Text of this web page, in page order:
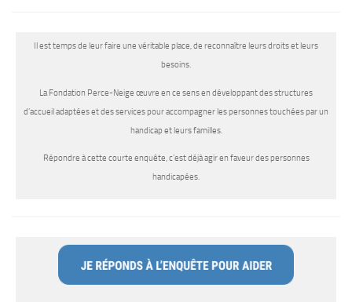
Il est temps de leur faire une véritable place, de reconnaître leurs droits et leurs
besoins.
La Fondation Perce-Neige œuvre en ce sens en développant des structures
d’accueil adaptées et des services pour accompagner les personnes touchées par un
handicap et leurs familles.
Répondre à cette courte enquête, c’est déjà agir en faveur des personnes
handicapées.